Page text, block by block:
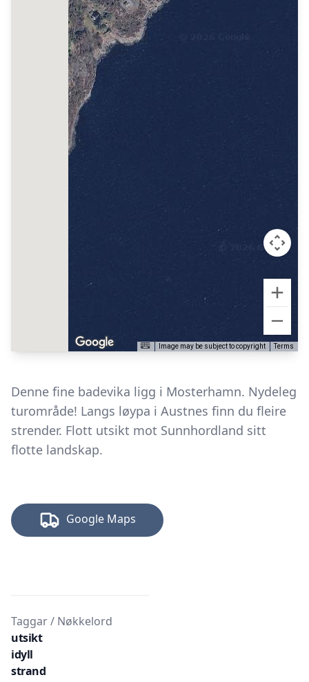
Image may be subject to copyright Terms
Denne fine badevika ligg i Mosterhamn. Nydeleg
turområde! Langs løypa i Austnes finn du fleire
strender. Flott utsikt mot Sunnhordland sitt
flotte landskap.
Google Maps
Taggar / Nøkkelord
utsikt
idyll
strand